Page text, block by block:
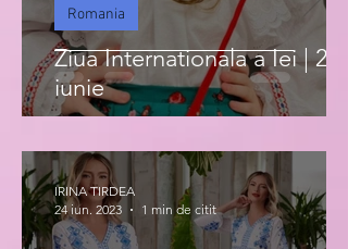
Ziua Internationala a Iei | 24
iunie
Romania
IRINA TIRDEA
24 iun. 2023
1 min de citit